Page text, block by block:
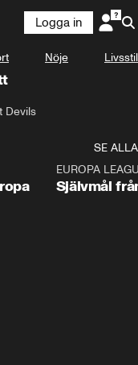
Logga in
Nöje Livsstil
Devils
SE ALLA
EUROPA
Självmål